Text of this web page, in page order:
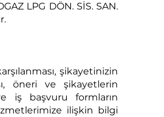
LPG DÖN. SİS. SAN.
şikayetinizin
öneri ve şikayetlerin
iş başvuru formların
ilişkin bilgi